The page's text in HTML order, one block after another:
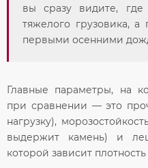
вы сразу видите,
тяжелого грузовика, а
первыми осенними
Главные параметры, на
при сравнении — это
нагрузку),
выдержит камень) и
которой зависит